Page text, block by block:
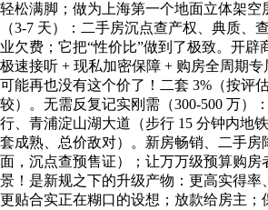
轻松满脚；做为上海第一个地面立体架空
（3-7 天）：二手房沉点查产权、典质、
业欠费；它把“性价比”做到了极致。开辟
极速接听 + 现私加密保障 + 购房全周期
可能再也没有这个价了！二套 3%（按评
较）。无需反复记实刚需（300-500 万）
行、青浦淀山湖大道（步行 15 分钟内地
套成熟、总价敌对）。新房畅销、二手房
面，沉点查预售证）；让万万级预算购房
景！是新规之下的升级产物：更高实得率
更贴合实正在糊口的设想；放款给房主；